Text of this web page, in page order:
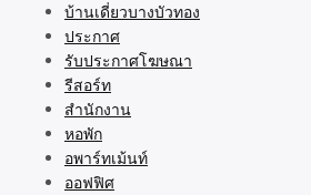
บ้านเดี่ยวบางบัวทอง
ประกาศ
รับประกาศโฆษณา
รีสอร์ท
สำนักงาน
หอพัก
อพาร์ทเม้นท์
ออฟฟิศ